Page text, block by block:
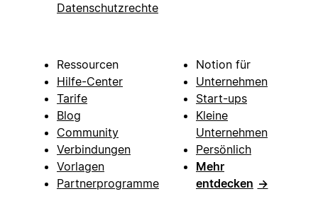
Datenschutzrechte
Ressourcen
Hilfe-Center
Tarife
Blog
Community
Verbindungen
Vorlagen
Partnerprogramme
Notion für
Unternehmen
Start-ups
Kleine
Unternehmen
Persönlich
Mehr
entdecken →